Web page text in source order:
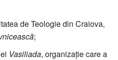
de Teologie din Craiova,
;
Vasiliada, organizație care a